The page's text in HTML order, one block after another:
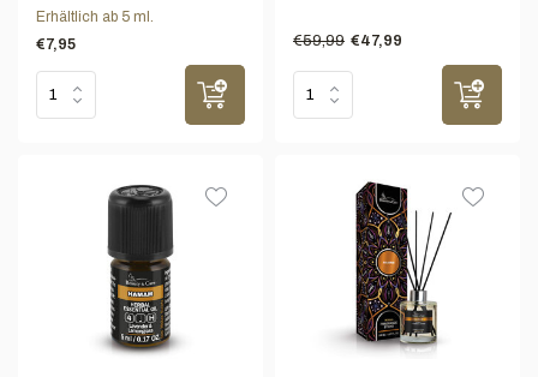
Erhältlich ab 5 ml.
€7,95
€59,99 €47,99